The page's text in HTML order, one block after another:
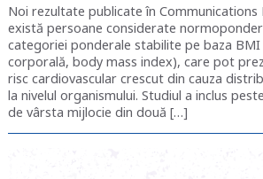
Noi rezultate publicate în Communications
există persoane considerate
categoriei ponderale stabilite pe baza BMI
corporală, body mass index), care pot
risc cardiovascular crescut din cauza
la nivelul organismului. Studiul a inclus
de vârsta mijlocie din două […]